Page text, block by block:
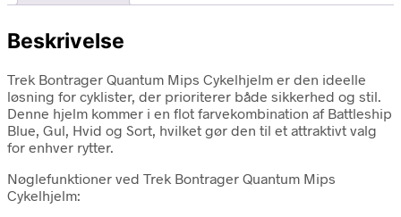
Beskrivelse
Trek Bontrager Quantum Mips Cykelhjelm er den ideelle
løsning for cyklister, der prioriterer både sikkerhed og stil.
Denne hjelm kommer i en flot farvekombination af Battleship
Blue, Gul, Hvid og Sort, hvilket gør den til et attraktivt valg
for enhver rytter.
Nøglefunktioner ved Trek Bontrager Quantum Mips
Cykelhjelm: